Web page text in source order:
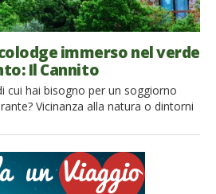
immerso nel verde
Il Cannito
cui hai bisogno per un soggiorno
Vicinanza alla natura o dintorni
ho visitato l’ecolodge Il
questo, e molto altro! I dintorni de
di Capaccio, l’ecolodge Il Cannito